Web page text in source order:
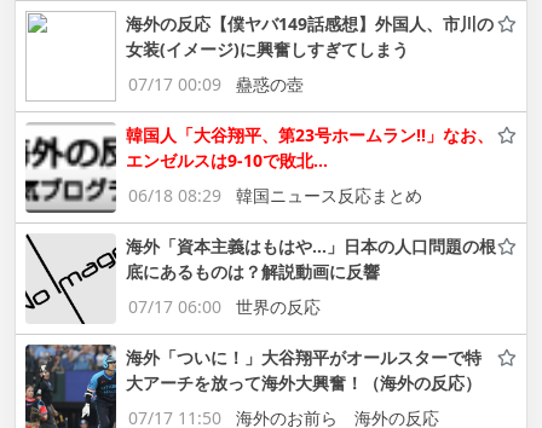
海外の反応【僕ヤバ149話感想】外国人、市川の
女装(イメージ)に興奮しすぎてしまう
07/17 00:09
蠱惑の壺
韓国人「大谷翔平、第23号ホームラン!!」なお、
エンゼルスは9-10で敗北…
06/18 08:29
韓国ニュース反応まとめ
海外「資本主義はもはや…」日本の人口問題の根
底にあるものは？解説動画に反響
07/17 06:00
世界の反応
海外「ついに！」大谷翔平がオールスターで特
大アーチを放って海外大興奮！（海外の反応）
07/17 11:50
海外のお前ら 海外の反応